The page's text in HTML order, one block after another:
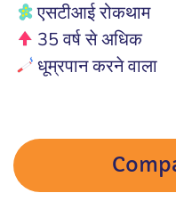
एसटीआई रोकथाम
35 वर्ष से अधिक
धूम्रपान करने वाला